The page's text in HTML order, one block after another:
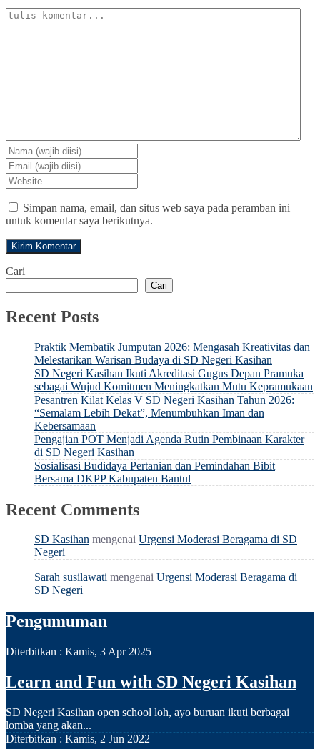
Simpan nama, email, dan situs web saya pada peramban ini
untuk komentar saya berikutnya.
Cari
Cari
Recent Posts
Praktik Membatik Jumputan 2026: Mengasah Kreativitas dan
Melestarikan Warisan Budaya di SD Negeri Kasihan
SD Negeri Kasihan Ikuti Akreditasi Gugus Depan Pramuka
sebagai Wujud Komitmen Meningkatkan Mutu Kepramukaan
Pesantren Kilat Kelas V SD Negeri Kasihan Tahun 2026:
“Semalam Lebih Dekat”, Menumbuhkan Iman dan
Kebersamaan
Pengajian POT Menjadi Agenda Rutin Pembinaan Karakter
di SD Negeri Kasihan
Sosialisasi Budidaya Pertanian dan Pemindahan Bibit
Bersama DKPP Kabupaten Bantul
Recent Comments
SD Kasihan mengenai Urgensi Moderasi Beragama di SD
Negeri
Sarah susilawati mengenai Urgensi Moderasi Beragama di
SD Negeri
Pengumuman
Diterbitkan : Kamis, 3 Apr 2025
Learn and Fun with SD Negeri Kasihan
SD Negeri Kasihan open school loh, ayo buruan ikuti berbagai
lomba yang akan...
Diterbitkan : Kamis, 2 Jun 2022